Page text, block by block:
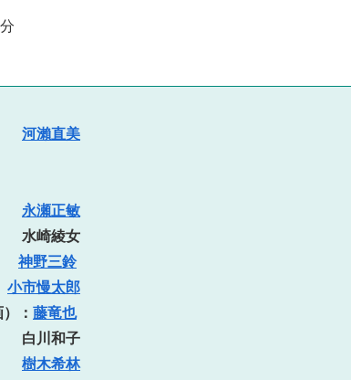
分
河瀨直美
永瀬正敏
水崎綾女
神野三鈴
小市慢太郎
： 藤竜也
白川和子
樹木希林